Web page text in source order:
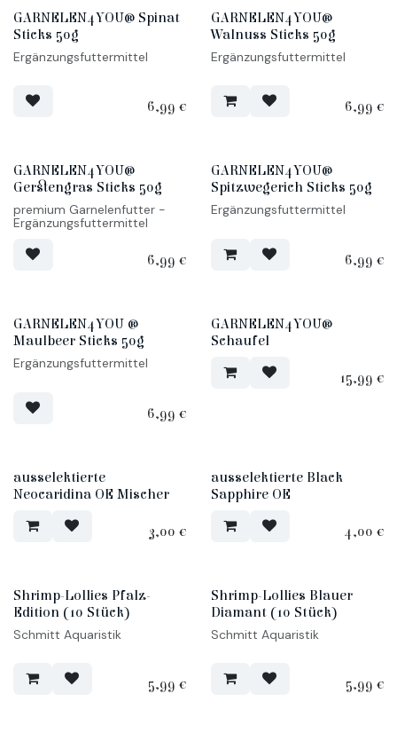
GARNELEN4YOU® Spinat
Sticks 50g
Ergänzungsfuttermittel
6,99 €
GARNELEN4YOU®
Walnuss Sticks 50g
Ergänzungsfuttermittel
6,99 €
GARNELEN4YOU®
Gerstengras Sticks 50g
premium Garnelenfutter -
Ergänzungsfuttermittel
6,99 €
GARNELEN4YOU®
Spitzwegerich Sticks 50g
Ergänzungsfuttermittel
6,99 €
GARNELEN4YOU ®
Maulbeer Sticks 50g
Ergänzungsfuttermittel
6,99 €
GARNELEN4YOU®
Schaufel
15,99 €
ausselektierte
Neocaridina OE Mischer
3,00 €
ausselektierte Black
Sapphire OE
4,00 €
Shrimp-Lollies Pfalz-
Edition (10 Stück)
Schmitt Aquaristik
5,99 €
Shrimp-Lollies Blauer
Diamant (10 Stück)
Schmitt Aquaristik
5,99 €